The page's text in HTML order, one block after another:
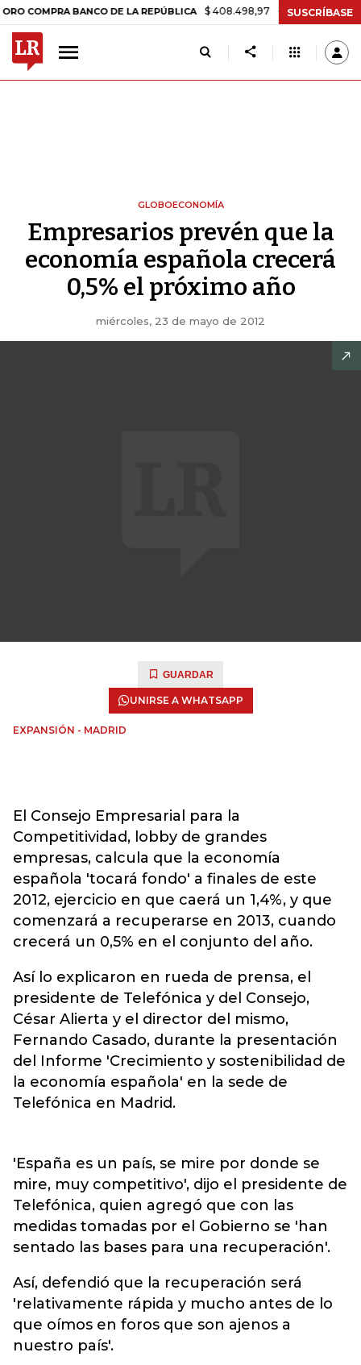
BANCO DE LA REPÚBLICA $ 408.498,97 +$ 8.753,81 +2,19%
SUSCRÍBASE
GLOBOECONOMÍA
Empresarios prevén que la
economía española crecerá
0,5% el próximo año
miércoles, 23 de mayo de 2012
GUARDAR
UNIRSE A WHATSAPP
EXPANSIÓN - MADRID
El Consejo Empresarial para la
Competitividad, lobby de grandes
empresas, calcula que la economía
española 'tocará fondo' a finales de este
2012, ejercicio en que caerá un 1,4%, y que
comenzará a recuperarse en 2013, cuando
crecerá un 0,5% en el conjunto del año.
Así lo explicaron en rueda de prensa, el
presidente de Telefónica y del Consejo,
César Alierta y el director del mismo,
Fernando Casado, durante la presentación
del Informe 'Crecimiento y sostenibilidad de
la economía española' en la sede de
Telefónica en Madrid.
'España es un país, se mire por donde se
mire, muy competitivo', dijo el presidente de
Telefónica, quien agregó que con las
medidas tomadas por el Gobierno se 'han
sentado las bases para una recuperación'.
Así, defendió que la recuperación será
'relativamente rápida y mucho antes de lo
que oímos en foros que son ajenos a
nuestro país'.